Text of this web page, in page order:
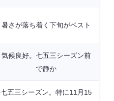
暑さが落ち着く下旬がベスト
気候良好。七五三シーズン前
で静か
七五三シーズン。特に11月15